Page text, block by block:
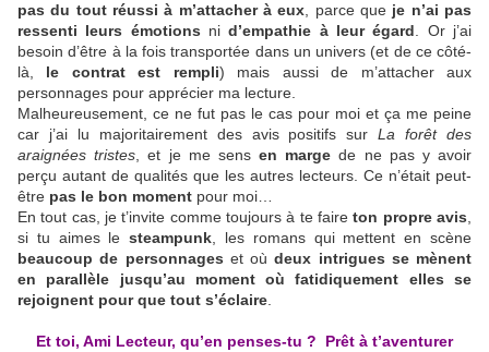
pas du tout réussi à m’attacher à eux , parce que je n’ai pas
ressenti leurs émotions nid’empathie à leur égard . Or j’ai
besoin d’être à la fois transportée dans un univers (et de ce côté-
là, le contrat est rempli) mais aussi de m’attacher aux
personnages pour apprécier ma lecture.
Malheureusement, ce ne fut pas le cas pour moi et ça me peine
car j’ai lu majoritairement des avis positifs surLa forêt des
araignées tristes , et je me sensen marge de ne pas y avoir
perçu autant de qualités que les autres lecteurs. Ce n’était peut-
être pas le bon moment pour moi…
En tout cas, je t’invite comme toujours à te faireton propre avis
si tu aimes lesteampunk , les romans qui mettent en scène
beaucoup de personnages et oùdeux intrigues se mènent
en parallèle jusqu’au moment où fatidiquement elles se
rejoignent pour que tout s’éclaire
Et toi, Ami Lecteur, qu’en penses-tu ? Prêt à t’aventurer